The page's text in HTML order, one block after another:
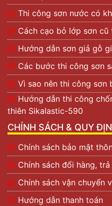
Thi công sơn nước có
Cách cạo bỏ lớp sơn cũ
Hướng dẫn sơn giả gỗ
Các bước thi công sơn
Vì sao nên thi công sơn
Hướng dẫn thi công
thiên Sikalastic-590
CHÍNH SÁCH & QUY
Chính sách bảo mật
Chính sách đổi hàng, trả
Chính sách vận chuyển
Hướng dẫn thanh toán